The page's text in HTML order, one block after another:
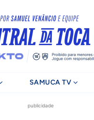
SAMUCA TV
publicidade